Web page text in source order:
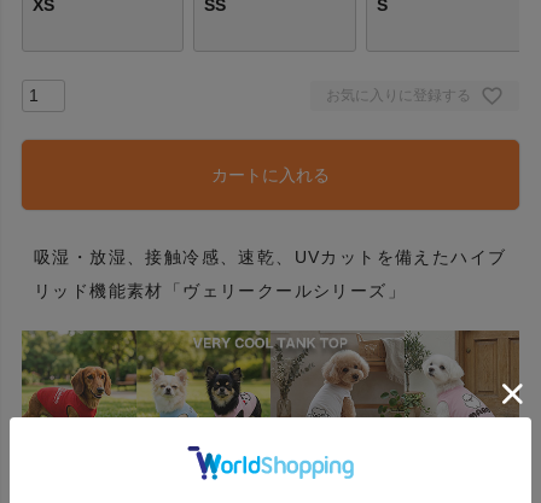
XS
SS S
お気に入りに登録する
カートに入れる
吸湿・放湿、接触冷感、速乾、UVカットを備えたハイブ
リッド機能素材「ヴェリークールシリーズ」